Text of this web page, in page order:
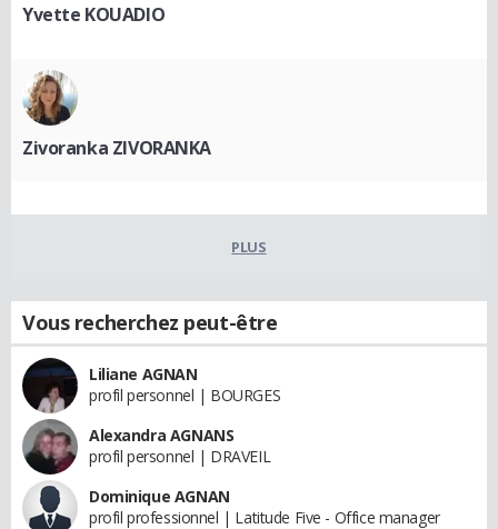
Yvette KOUADIO
Zivoranka ZIVORANKA
PLUS
Vous recherchez peut-être
Liliane AGNAN
profil personnel | BOURGES
Alexandra AGNANS
profil personnel | DRAVEIL
Dominique AGNAN
profil professionnel | Latitude Five - Office manager